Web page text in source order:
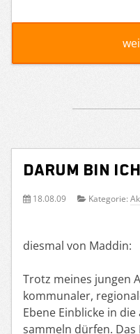
Darum bin
18.08.09 Kategorie:
diesmal von Maddin:
Trotz meines jungen
kommunaler,
Ebene Einblicke in
sammeln dürfen.